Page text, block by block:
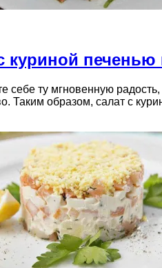
куриной
себе ту мгновенную
Таким образом, салат с